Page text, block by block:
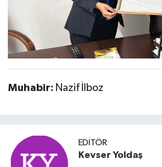
Muhabir: Nazif İlboz
EDITÖR
Kevser Yoldaş